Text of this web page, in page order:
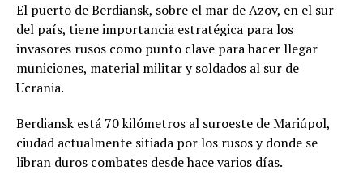
El puerto de Berdiansk, sobre el mar de Azov, en el sur
del país, tiene importancia estratégica para los
invasores rusos como punto clave para hacer llegar
municiones, material militar y soldados al sur de
Ucrania.
Berdiansk está 70 kilómetros al suroeste de Mariúpol,
ciudad actualmente sitiada por los rusos y donde se
libran duros combates desde hace varios días.